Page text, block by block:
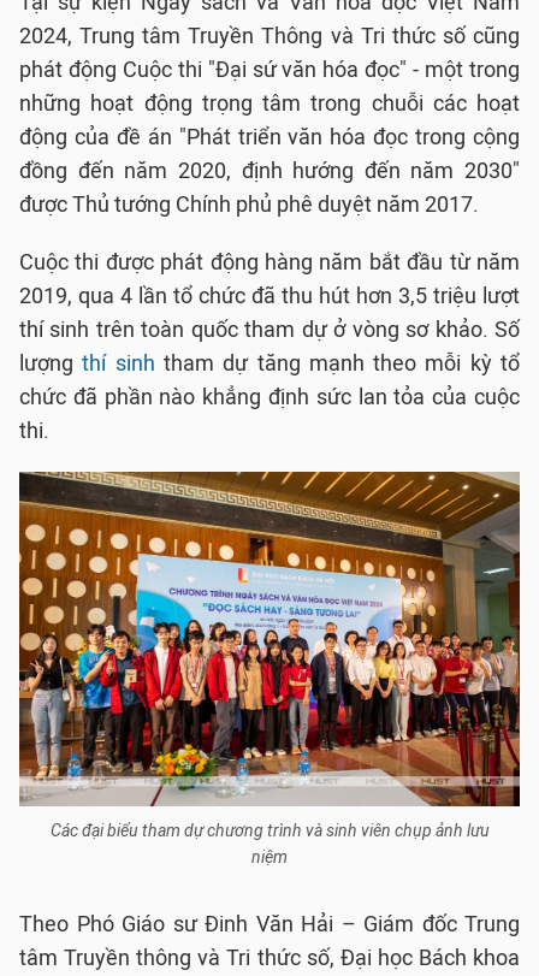
2024, Trung tâm Truyền Thông và Tri thức số cũng
phát động Cuộc thi "Đại sứ văn hóa đọc" - một trong
những hoạt động trọng tâm trong chuỗi các hoạt
động của đề án "Phát triển văn hóa đọc trong cộng
đồng đến năm 2020, định hướng đến năm 2030"
được Thủ tướng Chính phủ phê duyệt năm 2017.
Cuộc thi được phát động hàng năm bắt đầu từ năm
2019, qua 4 lần tổ chức đã thu hút hơn 3,5 triệu lượt
thí sinh trên toàn quốc tham dự ở vòng sơ khảo. Số
lượngthí sinh tham dự tăng mạnh theo mỗi kỳ tổ
chức đã phần nào khẳng định sức lan tỏa của cuộc
thi.
Các đại biểu tham dự chương trình và sinh viên chụp ảnh lưu
niệm
Theo Phó Giáo sư Đinh Văn Hải – Giám đốc Trung
tâm Truyền thông và Tri thức số, Đại học Bách khoa